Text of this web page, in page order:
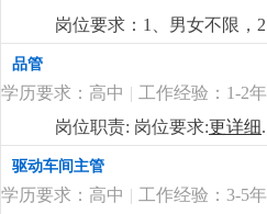
岗位要求：1、男女不限，
pmc工作流程。2、负责订
主理物控部门的能力，性
用；5、良好的沟通、协调
日慰问礼品礼金、开工红
公。更详细...
品管
学历要求：高中 | 工作经验：1-2年
岗位职责: 岗位要求:更详细
驱动车间主管
学历要求：高中 | 工作经验：3-5年